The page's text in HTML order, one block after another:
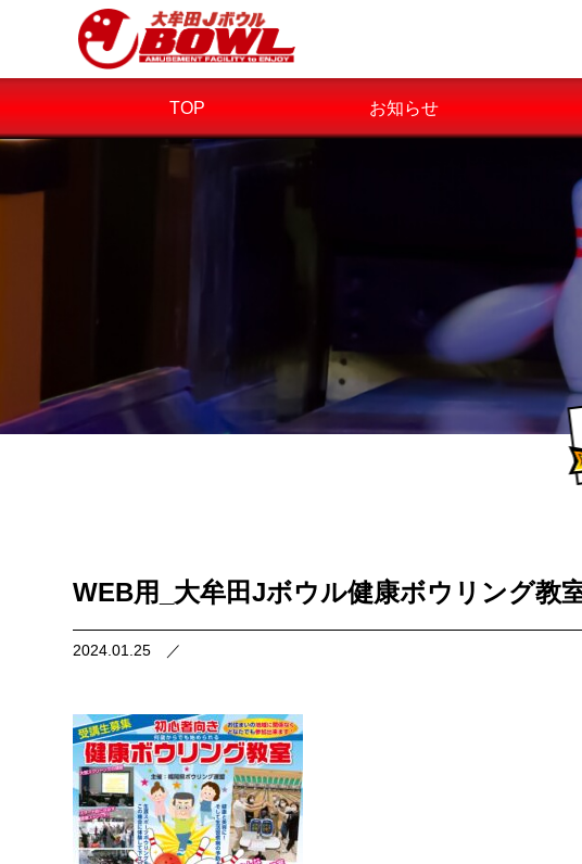
TOP お知らせ
WEB用_大牟田Jボウル健康ボウリング教
2024.01.25 ／